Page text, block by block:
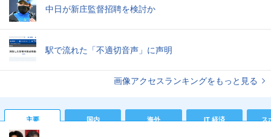
中日が新庄監督招聘を検討か
駅で流れた「不適切音声」に声明
画像アクセスランキングをもっと見る
主要 国内 海外 IT 経済 ス